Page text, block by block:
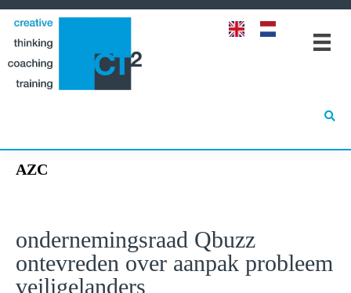
Spring
naar
hoofdnavigatie
Door
naar
Spring
naar
AZC
ondernemingsraad Qbuzz
ontevreden over aanpak probleem
veiligelanders